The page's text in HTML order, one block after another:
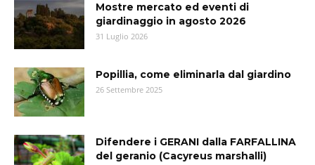
Mostre mercato ed eventi di
giardinaggio in agosto 2026
31 Luglio 2026
Popillia, come eliminarla dal giardino
26 Settembre 2025
Difendere i GERANI dalla FARFALLINA
del geranio (Cacyreus marshalli)